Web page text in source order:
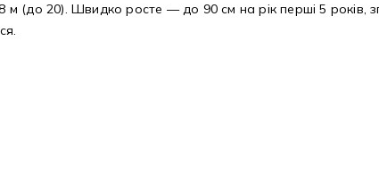
(до 20). Швидко росте — до 90 см на рік перші 5 років,